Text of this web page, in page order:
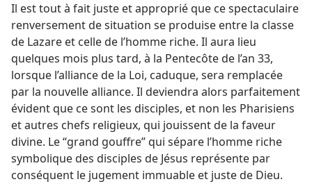
Il est tout à fait juste et approprié que ce spectaculaire
renversement de situation se produise entre la classe
de Lazare et celle de l’homme riche. Il aura lieu
quelques mois plus tard, à la Pentecôte de l’an 33,
lorsque l’alliance de la Loi, caduque, sera remplacée
par la nouvelle alliance. Il deviendra alors parfaitement
évident que ce sont les disciples, et non les Pharisiens
et autres chefs religieux, qui jouissent de la faveur
divine. Le “grand gouffre” qui sépare l’homme riche
symbolique des disciples de Jésus représente par
conséquent le jugement immuable et juste de Dieu.